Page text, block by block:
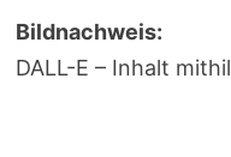
Bildnachweis:
DALL-E – Inhalt